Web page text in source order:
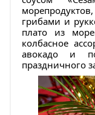
грибами и
плато из
колбасное
авокадо и
праздничного